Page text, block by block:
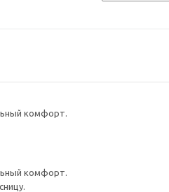
комфорт.
комфорт.